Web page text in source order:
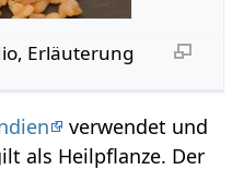
Audio, Erläuterung
verwendet und
als Heilpflanze. Der